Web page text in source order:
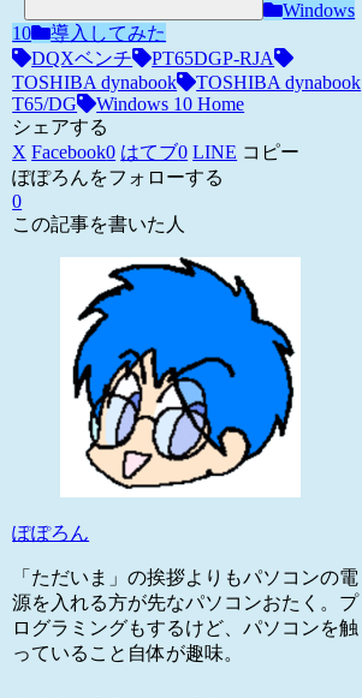
Windows
10
導入してみた
DQXベンチ
PT65DGP-RJA
TOSHIBA dynabook
TOSHIBA dynabook
T65/DG
Windows 10 Home
シェアする
X Facebook0 はてブ0 LINE コピー
ぽぽろんをフォローする
0
この記事を書いた人
ぽぽろん
「ただいま」の挨拶よりもパソコンの電
源を入れる方が先なパソコンおたく。プ
ログラミングもするけど、パソコンを触
っていること自体が趣味。